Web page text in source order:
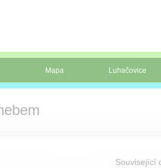
Mapa Luhačovice
Související